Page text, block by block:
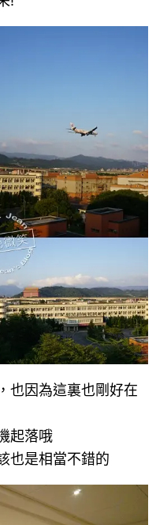
也因為這裏也剛好在
起落哦
也是相當不錯的